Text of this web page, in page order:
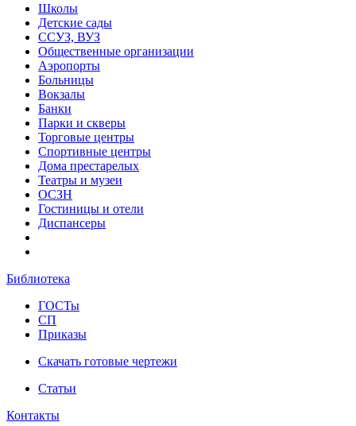
Школы
Детские сады
ССУЗ, ВУЗ
Общественные организации
Аэропорты
Больницы
Вокзалы
Банки
Парки и скверы
Торговые центры
Спортивные центры
Дома престарелых
Театры и музеи
ОСЗН
Гостиницы и отели
Диспансеры
Библиотека
ГОСТы
СП
Приказы
Скачать готовые чертежи
Статьи
Контакты